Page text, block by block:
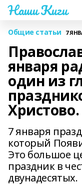
Наши Киги
Общие статьи 7
января
один из
Христово.
7 января
который
Это большое
праздник в
двунадесятых.